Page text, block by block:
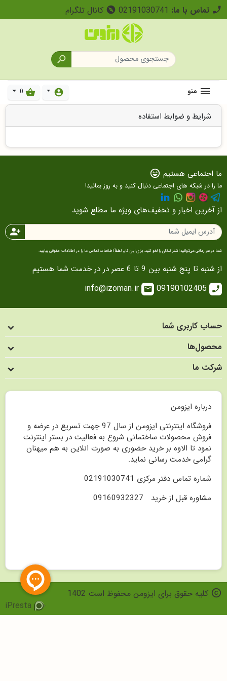
call تماس با ما: 02191030741
explore کانال تلگرام

منو account_circle
shopping_basket
0
شرایط و ضوابط استفاده
ما اجتماعی هستیم sentiment_very_satisfied
ما را در شبکه های اجتماعی دنبال کنید و به روز بمانید!
از آخرین اخبار و تخفیف‌های ویژه ما مطلع شوید
person_add
شما در هر زمانی می‌توانید اشتراک‌تان را لغو کنید. برای این کار، لطفاً اطلاعات تماس ما را در اطلاعات حقوقی بیابید.
از شنبه تا پنج شنبه بین 9 تا 6 عصر در در خدمت شما هستیم
call
09190102405
email
حساب کاربری شما
محصول‌ها
شرکت ما
درباره ایزومن
فروشگاه اینترنتی ایزومن از سال 97 جهت تسریع در عرضه و
فروش محصولات ساختمانی شروع به فعالیت در بستر اینترنت
نمود تا الاوه بر خرید حضوری به صورت انلاین به هم میهنان
گرامی خدمت رسانی نماید.
شماره تماس دفتر مرکزی 02191030741
مشاوره قبل از خرید 09160932327
copyright کلیه حقوق برای ایزومن محفوظ است 1402
iPresta